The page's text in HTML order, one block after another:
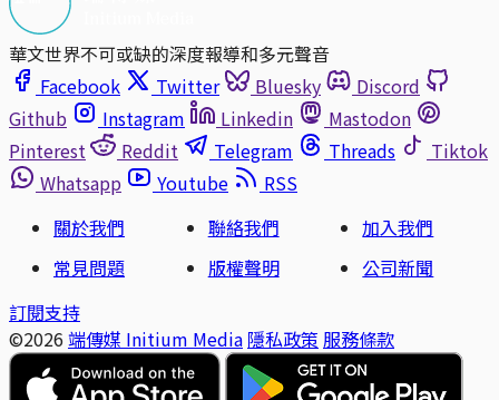
華文世界不可或缺的深度報導和多元聲音
Facebook
Twitter Bluesky
Discord
Github
Instagram Linkedin
Mastodon
Pinterest
Reddit Telegram Threads
Tiktok
Whatsapp
Youtube
RSS
關於我們
聯絡我們
加入我們
常見問題
版權聲明
公司新聞
訂閱支持
©2026 端傳媒 Initium Media 隱私政策 服務條款